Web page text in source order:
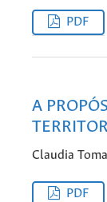
PDF
A
Claudia
PDF